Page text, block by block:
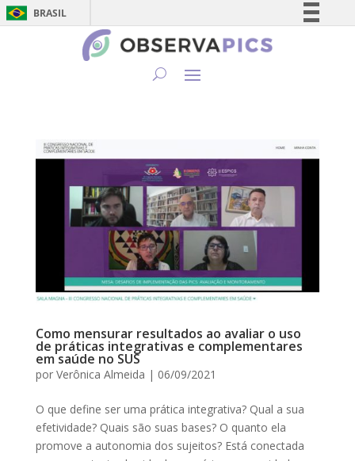
BRASIL
Simplifique!
Canais
Como mensurar resultados ao avaliar o uso
de práticas integrativas e complementares
em saúde no SUS
por Verônica Almeida | 06/09/2021
O que define ser uma prática integrativa? Qual a sua
efetividade? Quais são suas bases? O quanto ela
promove a autonomia dos sujeitos? Está conectada